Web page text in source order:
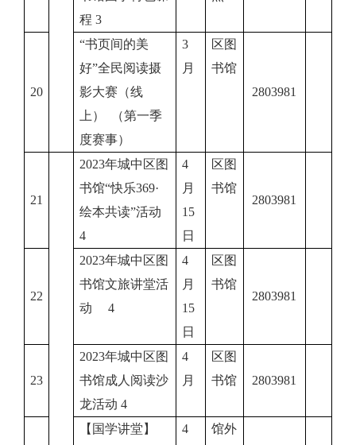
程 3
20
“书页间的美
好”全民阅读摄
影大赛（线
上） （第一季
度赛事）
3
月
区图
书馆
2803981
21
2023年城中区图
书馆“快乐369·
绘本共读”活动
4
4
月
15
日
区图
书馆
2803981
22
2023年城中区图
书馆文旅讲堂活
动 4
4
月
15
日
区图
书馆
2803981
23
2023年城中区图
书馆成人阅读沙
龙活动 4
4
月
区图
书馆
2803981
【国学讲堂】
4
馆外